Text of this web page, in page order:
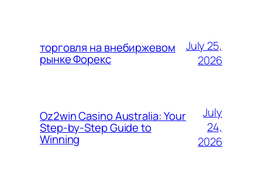
торговля на внебиржевом
рынке Форекс
July 25,
2026
Oz2win Casino Australia: Your
Step-by-Step Guide to
Winning
July
24,
2026